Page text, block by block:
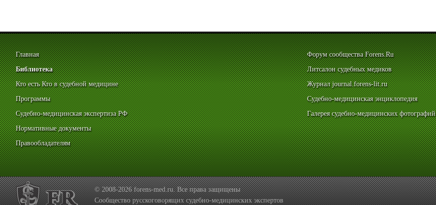
Главная
Библиотека
Кто есть Кто в судебной медицине
Программы
Судебно-медицинская экспертиза РФ
Нормативные документы
Правообладателям
Форум сообщества Forens.Ru
Литсалон судебных медиков
Журнал journal.forens-lit.ru
Судебно-медицинская энциклопедия
Галерея судебно-медицинских фотографий
© 2008-2026 forens-med.ru. Все права защищены
Сообщество русскоговорящих судебно-медицинских экспертов